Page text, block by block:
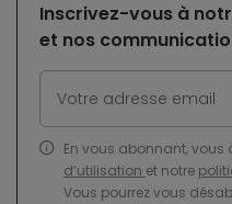
Inscrivez-vous à
et nos
En vous abonnant, vous
d’utilisation et notre
Vous pourrez vous